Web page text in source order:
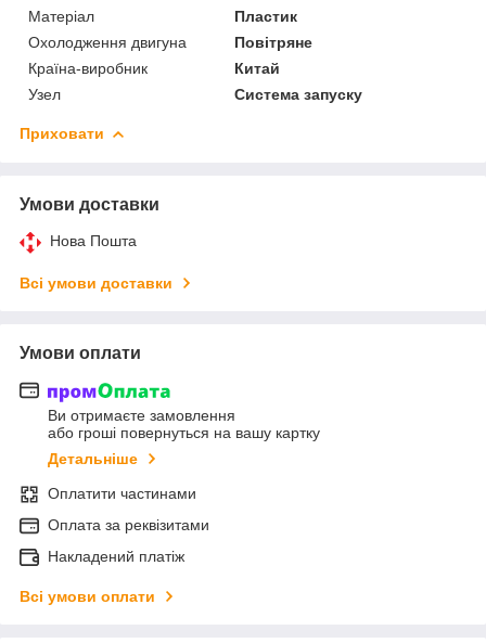
Матеріал
Пластик
Охолодження двигуна
Повітряне
Країна-виробник
Китай
Узел
Система запуску
Приховати
Умови доставки
Нова Пошта
Всі умови доставки
Умови оплати
Ви отримаєте замовлення
або гроші повернуться на вашу картку
Детальніше
Оплатити частинами
Оплата за реквізитами
Накладений платіж
Всі умови оплати